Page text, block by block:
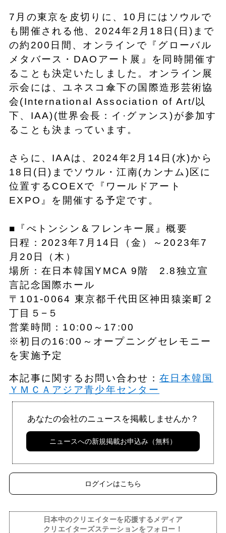
7月の東京を皮切りに、10月にはソウルで
も開催される他、2024年2月18日(日)まで
の約200日間、オンラインで『グローバル
メタバース・DAOアート展』を同時開催す
ることも決定いたしました。オンライン展
示会には、ユネスコ傘下の国際造形芸術協
会(International Association of Art/以
下、IAA)(世界会長：イ·グァンス)が参加す
ることも決まっています。
さらに、IAAは、2024年2月14日(水)から
18日(日)までソウル・江南(カンナム)区に
位置するCOEXで『ワールドアート
EXPO』を開催する予定です。
■『ぺトンシン＆フレンキー展』概要
日程：2023年7月14日（金）～2023年7
月20日（木）
場所：在日本韓国YMCA 9階 2.8独立宣
言記念国際ホール
〒101-0064 東京都千代田区神田猿楽町２
丁目５−５
営業時間：10:00～17:00
※初日の16:00～オープニングセレモニー
を実施予定
本記事に関するお問い合わせ：在日本韓国
ＹＭＣＡアジア青少年センター
あなたの会社のニュースを掲載しませんか？
ニュースへの新規掲載お申込み（無料）
ログインはこちら
日本中のクリエイターを応援するメディア
クリエイターズステーションをフォロー！